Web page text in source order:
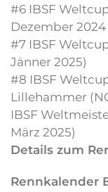
#6 IBSF
Dezember 2024
#7 IBSF
Jänner 2025)
#8 IBSF
Lillehammer
IBSF
März 2025)
Details zum
Rennkalender